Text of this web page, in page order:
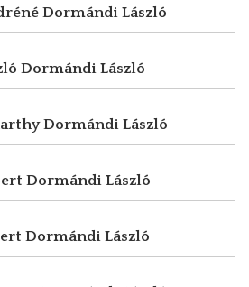
Dormándi László
Dormándi László
Dormándi László
Dormándi László
Dormándi László